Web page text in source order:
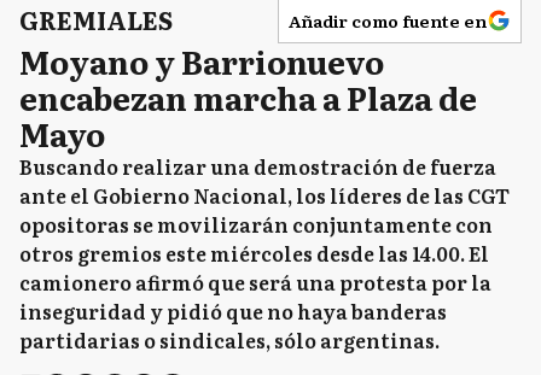
GREMIALES Añadir como fuente en
Moyano y Barrionuevo
encabezan marcha a Plaza de
Mayo
Buscando realizar una demostración de fuerza
ante el Gobierno Nacional, los líderes de las CGT
opositoras se movilizarán conjuntamente con
otros gremios este miércoles desde las 14.00. El
camionero afirmó que será una protesta por la
inseguridad y pidió que no haya banderas
partidarias o sindicales, sólo argentinas.